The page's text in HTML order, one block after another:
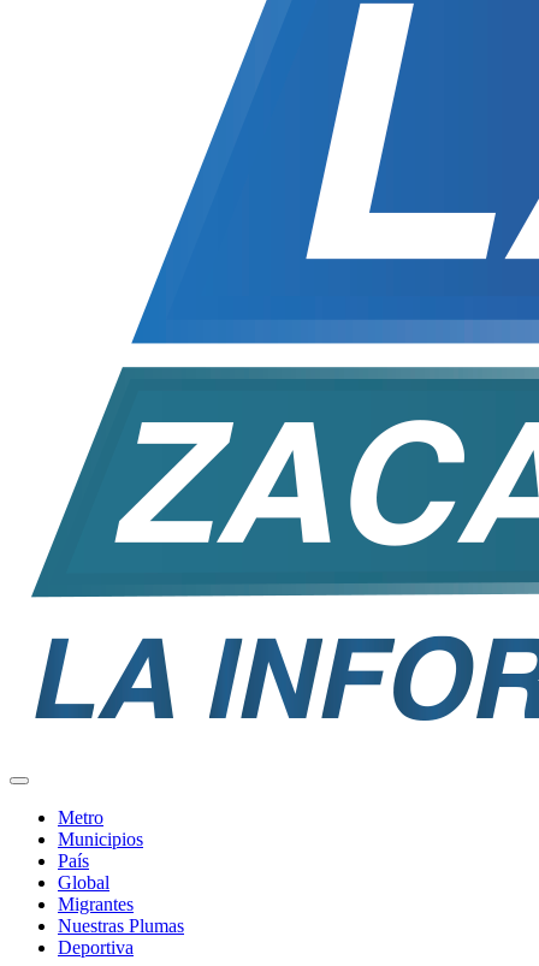
Metro
Municipios
País
Global
Migrantes
Nuestras Plumas
Deportiva